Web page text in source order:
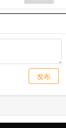
发布